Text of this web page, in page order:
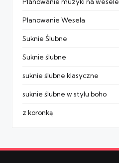
Planowanie Wesela
Suknie Ślubne
Suknie ślubne
suknie ślubne klasyczne
suknie ślubne w stylu boho
z koronką